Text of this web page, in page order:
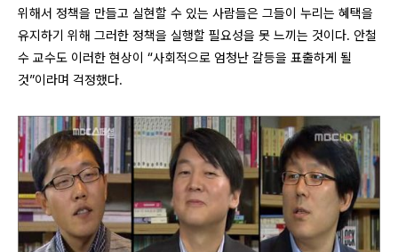
위해서 정책을 만들고 실현할 수 있는 사람들은 그들이 누리는 혜택을
유지하기 위해 그러한 정책을 실행할 필요성을 못 느끼는 것이다. 안철
수 교수도 이러한 현상이 “사회적으로 엄청난 갈등을 표출하게 될
것”이라며 걱정했다.